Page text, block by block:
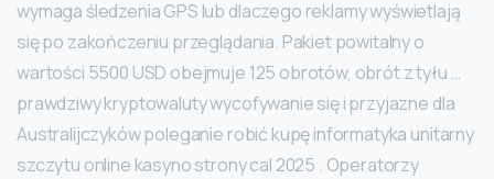
wymaga śledzenia GPS lub dlaczego reklamy wyświetlają
się po zakończeniu przeglądania. Pakiet powitalny o
wartości 5500 USD obejmuje 125 obrotów, obrót z tyłu …
prawdziwy kryptowaluty wycofywanie się i przyjazne dla
Australijczyków poleganie robić kupę informatyka unitarny
szczytu online kasyno strony cal 2025 . Operatorzy